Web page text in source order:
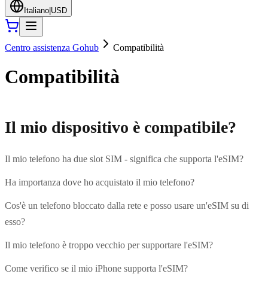
Italiano USD
Centro assistenza Gohub Compatibilità
Compatibilità
Il mio dispositivo è compatibile?
Il mio telefono ha due slot SIM - significa che supporta l'eSIM?
Ha importanza dove ho acquistato il mio telefono?
Cos'è un telefono bloccato dalla rete e posso usare un'eSIM su di
esso?
Il mio telefono è troppo vecchio per supportare l'eSIM?
Come verifico se il mio iPhone supporta l'eSIM?